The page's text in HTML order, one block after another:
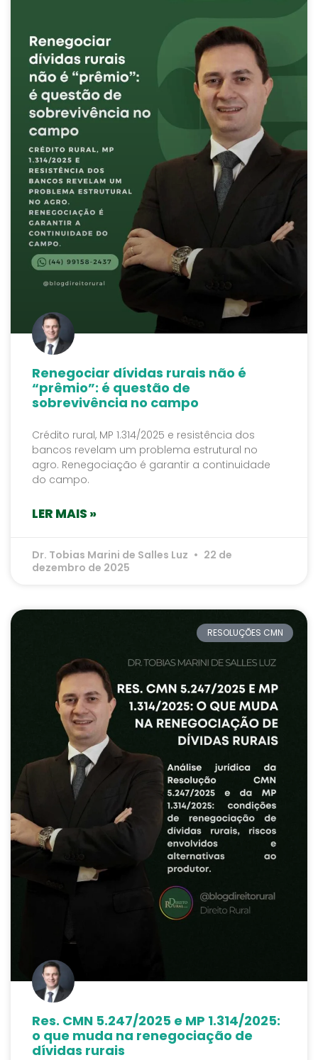
Renegociar dívidas rurais não é
“prêmio”: é questão de
sobrevivência no campo
Crédito rural, MP 1.314/2025 e resistência dos
bancos revelam um problema estrutural no
agro. Renegociação é garantir a continuidade
do campo.
LER MAIS »
Dr. Tobias Marini de Salles Luz
22 de
dezembro de 2025
RESOLUÇÕES CMN
Res. CMN 5.247/2025 e MP 1.314/2025:
o que muda na renegociação de
dívidas rurais